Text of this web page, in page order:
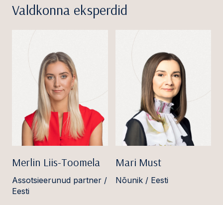
Valdkonna eksperdid
Merlin Liis-Toomela
Assotsieerunud partner /
Eesti
Mari Must
Nõunik / Eesti